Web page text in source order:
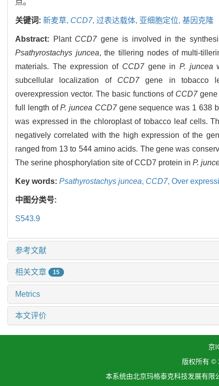
关键词: 新麦草, CCD7, 过表达载体, 亚细胞定位, 基因克隆
Abstract: PlantCCD7gene is involved in the
Psathyrostachys juncea, the tillering nodes of multi-
materials. The expression ofCCD7 gene in P. juncea
subcellular localization of CCD7gene in tobacco
overexpression vector. The basic functions ofCCD7
full length ofP. juncea CCD7 gene sequence was 1 638
was expressed in the chloroplast of tobacco leaf cells.
negatively correlated with the high expression of the
ranged from 13 to 544 amino acids. The gene was
The serine phosphorylation site of CCD7 protein in P.
Key words: Psathyrostachys juncea, CCD7, Over
中图分类号:
S543.9
参考文献
相关文章 15
Metrics
本文评价
京
版权所有 ©
本系统由北京玛格泰克科技发展有